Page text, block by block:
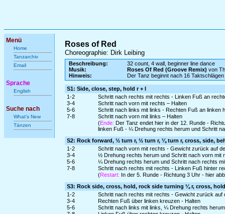
Menü
Home
Tanzarchiv
Email
Sprache
English
Suche nach
What's New
Tänzen
Roses of Red
Choreographie: Dirk Leibing
Beschreibung:
32 count, 4 wall, beginner line dance
Musik:
Roses Of Red (Groove Remix) von
Hinweis:
Der Tanz beginnt nach 16
S1: Side, close, step, hold r + l
1-2
Schritt nach rechts mit rechts - Linken Fuß an
3-4
Schritt nach vorn mit rechts – Halten
5-6
Schritt nach links mit links - Rechten Fuß an linken
7-8
Schritt nach vorn mit links – Halten
(Ende: Der Tanz endet hier in der 12. Runde -
linken Fuß - ¼ Drehung rechts herum und Schritt
S2: Rock forward, ½ turn r, ½ turn r, ¼ turn r, cross, side,
1-2
Schritt nach vorn mit rechts - Gewicht zurück auf
3-4
½ Drehung rechts herum und Schritt nach vorn mit
5-6
¼ Drehung rechts herum und Schritt nach rechts
7-8
Schritt nach rechts mit rechts - Linken Fuß hinter
(Restart: In der 5. Runde - Richtung 3 Uhr - hier
S3: Rock side, cross, hold, rock side turning ¼ r, cross, hold
1-2
Schritt nach rechts mit rechts - Gewicht zurück auf
3-4
Rechten Fuß über linken kreuzen - Halten
5-6
Schritt nach links mit links, ¼ Drehung rechts